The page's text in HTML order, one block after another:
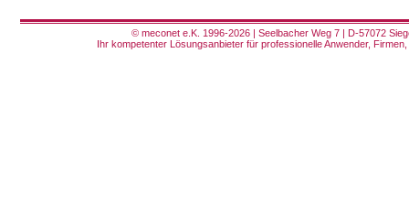
© meconet e.K. 1996-2026 | Seelbacher Weg 7 | D-57072
Ihr kompetenter Lösungsanbieter für professionelle Anwender,